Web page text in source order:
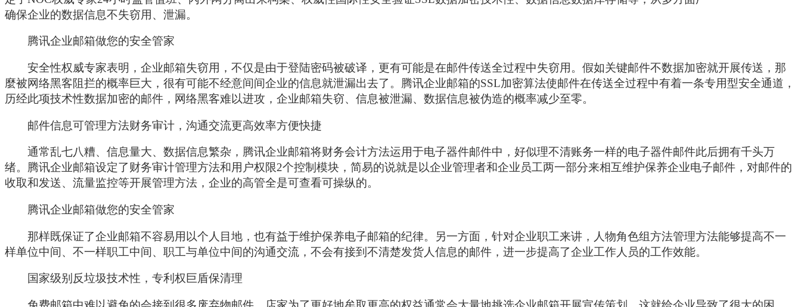
确保企业的数据信息不失窃用、泄漏。
腾讯企业邮箱做您的安全管家
安全性权威专家表明，企业邮箱失窃用，不仅是由于登陆密码被破译，更有可能是在邮件传送全过程中失窃用。假如关键邮件不数据加密就开展传送，那
麼被网络黑客阻拦的概率巨大，很有可能不经意间间企业的信息就泄漏出去了。腾讯企业邮箱的SSL加密算法使邮件在传送全过程中有着一条专用型安全通道，
历经此项技术性数据加密的邮件，网络黑客难以进攻，企业邮箱失窃、信息被泄漏、数据信息被伪造的概率减少至零。
邮件信息可管理方法财务审计，沟通交流更高效率方便快捷
通常乱七八糟、信息量大、数据信息繁杂，腾讯企业邮箱将财务会计方法运用于电子器件邮件中，好似理不清账务一样的电子器件邮件此后拥有千头万
绪。腾讯企业邮箱设定了财务审计管理方法和用户权限2个控制模块，简易的说就是以企业管理者和企业员工两一部分来相互维护保养企业电子邮件，对邮件的
收取和发送、流量监控等开展管理方法，企业的高管全是可查看可操纵的。
腾讯企业邮箱做您的安全管家
那样既保证了企业邮箱不容易用以个人目地，也有益于维护保养电子邮箱的纪律。另一方面，针对企业职工来讲，人物角色组方法管理方法能够提高不一
样单位中间、不一样职工中间、职工与单位中间的沟通交流，不会有接到不清楚发货人信息的邮件，进一步提高了企业工作人员的工作效能。
国家级别反垃圾技术性，专利权巨盾保清理